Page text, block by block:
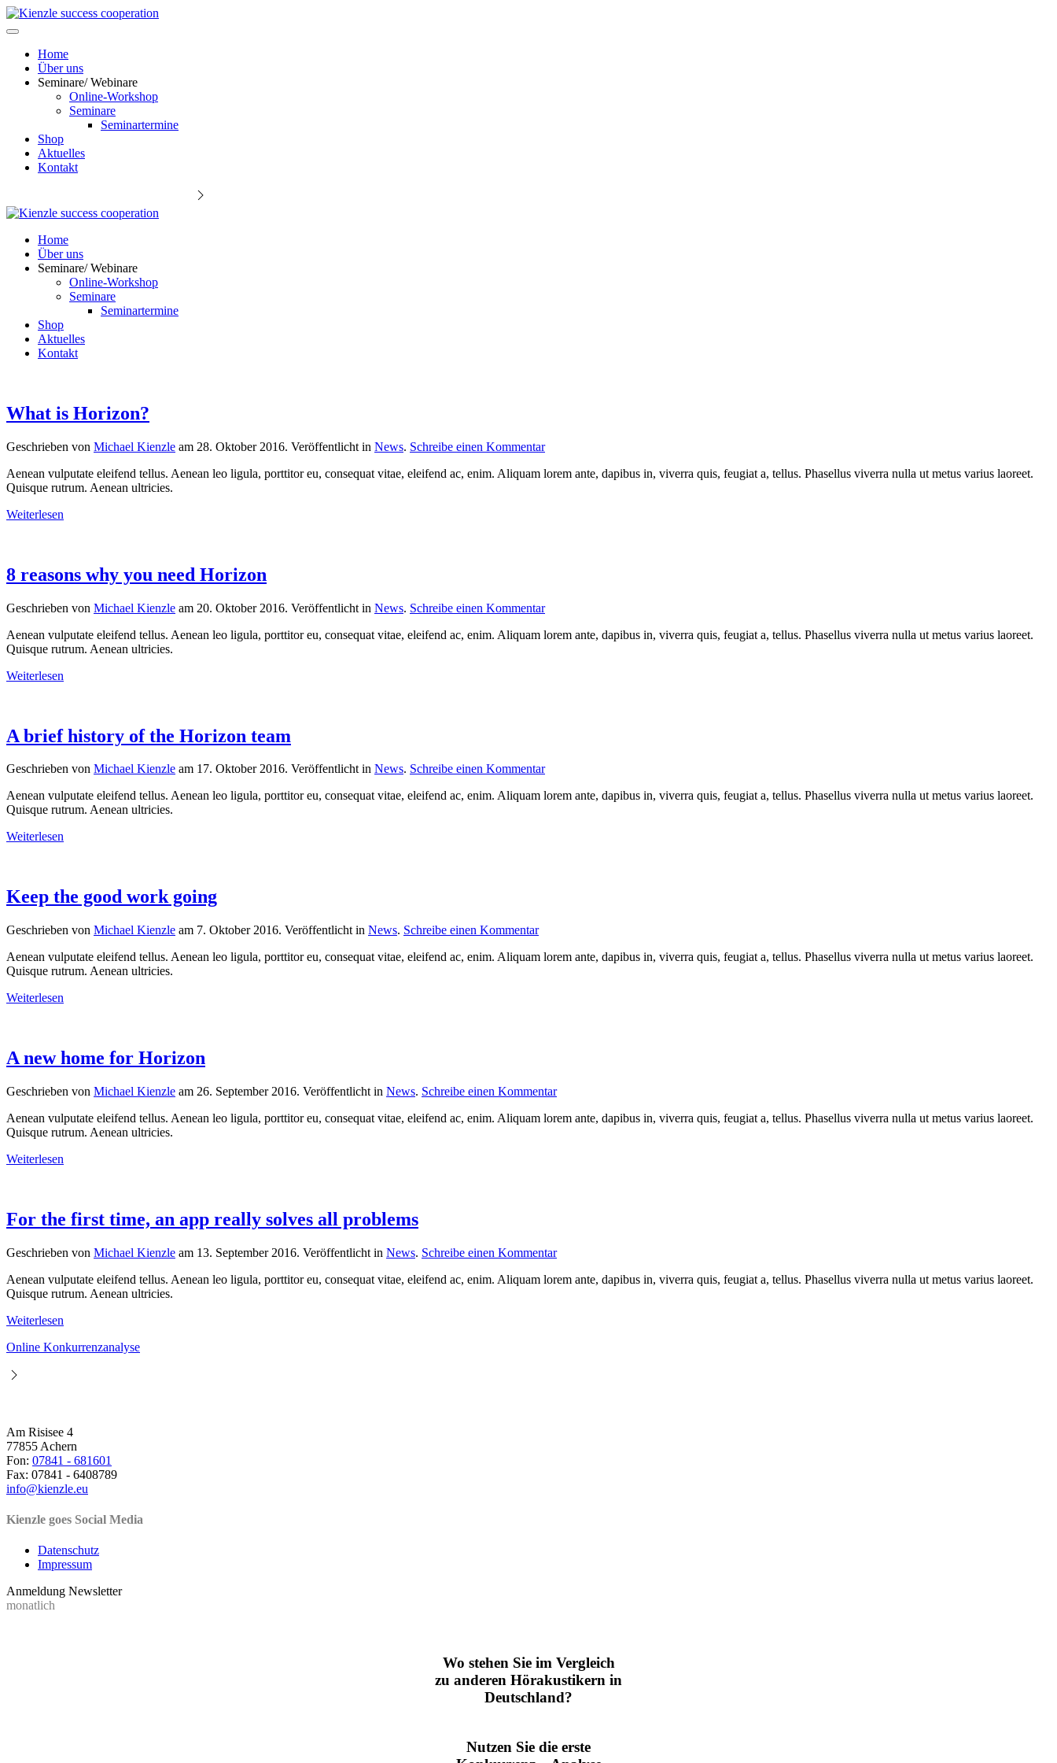
Home
Über uns
Seminare/ Webinare
Online-Workshop
Seminare
Seminartermine
Shop
Aktuelles
Kontakt
Home
Über uns
Seminare/ Webinare
Online-Workshop
Seminare
Seminartermine
Shop
Aktuelles
Kontakt
What is Horizon?
Geschrieben von Michael Kienzle am 28. Oktober 2016. Veröffentlicht in News. Schreibe einen Kommentar
Aenean vulputate eleifend tellus. Aenean leo ligula, porttitor eu, consequat vitae, eleifend ac, enim. Aliquam lorem ante, dapibus in, viverra quis, feugiat a, tellus. Phasellus viverra nulla ut metus varius laoreet.
Quisque rutrum. Aenean ultricies.
Weiterlesen
8 reasons why you need Horizon
Geschrieben von Michael Kienzle am 20. Oktober 2016. Veröffentlicht in News. Schreibe einen Kommentar
Aenean vulputate eleifend tellus. Aenean leo ligula, porttitor eu, consequat vitae, eleifend ac, enim. Aliquam lorem ante, dapibus in, viverra quis, feugiat a, tellus. Phasellus viverra nulla ut metus varius laoreet.
Quisque rutrum. Aenean ultricies.
Weiterlesen
A brief history of the Horizon team
Geschrieben von Michael Kienzle am 17. Oktober 2016. Veröffentlicht in News. Schreibe einen Kommentar
Aenean vulputate eleifend tellus. Aenean leo ligula, porttitor eu, consequat vitae, eleifend ac, enim. Aliquam lorem ante, dapibus in, viverra quis, feugiat a, tellus. Phasellus viverra nulla ut metus varius laoreet.
Quisque rutrum. Aenean ultricies.
Weiterlesen
Keep the good work going
Geschrieben von Michael Kienzle am 7. Oktober 2016. Veröffentlicht in News. Schreibe einen Kommentar
Aenean vulputate eleifend tellus. Aenean leo ligula, porttitor eu, consequat vitae, eleifend ac, enim. Aliquam lorem ante, dapibus in, viverra quis, feugiat a, tellus. Phasellus viverra nulla ut metus varius laoreet.
Quisque rutrum. Aenean ultricies.
Weiterlesen
A new home for Horizon
Geschrieben von Michael Kienzle am 26. September 2016. Veröffentlicht in News. Schreibe einen Kommentar
Aenean vulputate eleifend tellus. Aenean leo ligula, porttitor eu, consequat vitae, eleifend ac, enim. Aliquam lorem ante, dapibus in, viverra quis, feugiat a, tellus. Phasellus viverra nulla ut metus varius laoreet.
Quisque rutrum. Aenean ultricies.
Weiterlesen
For the first time, an app really solves all problems
Geschrieben von Michael Kienzle am 13. September 2016. Veröffentlicht in News. Schreibe einen Kommentar
Aenean vulputate eleifend tellus. Aenean leo ligula, porttitor eu, consequat vitae, eleifend ac, enim. Aliquam lorem ante, dapibus in, viverra quis, feugiat a, tellus. Phasellus viverra nulla ut metus varius laoreet.
Quisque rutrum. Aenean ultricies.
Weiterlesen
Online Konkurrenzanalyse
Am Risisee 4
77855 Achern
Fon: 07841 - 681601
Fax: 07841 - 6408789
info@kienzle.eu
Kienzle goes Social Media
Datenschutz
Impressum
Anmeldung Newsletter
monatlich
Wo stehen Sie im Vergleich
zu anderen Hörakustikern in
Deutschland?
Nutzen Sie die erste